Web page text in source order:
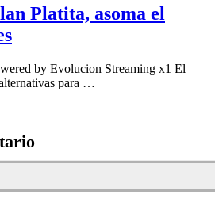
Platita, asoma el
by Evolucion Streaming x1 El
para …